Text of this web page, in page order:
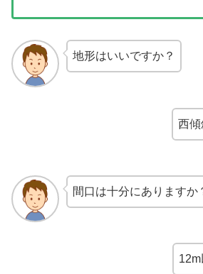
地形はいいですか？
西
間口は十分にありますか